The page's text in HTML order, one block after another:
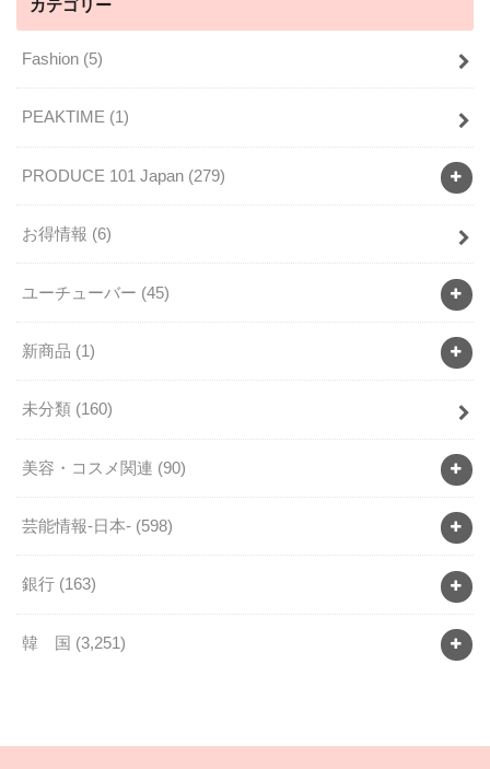
カテゴリー
Fashion (5)
PEAKTIME (1)
PRODUCE 101 Japan (279)
お得情報 (6)
ユーチューバー (45)
新商品 (1)
未分類 (160)
美容・コスメ関連 (90)
芸能情報-日本- (598)
銀行 (163)
韓 国 (3,251)